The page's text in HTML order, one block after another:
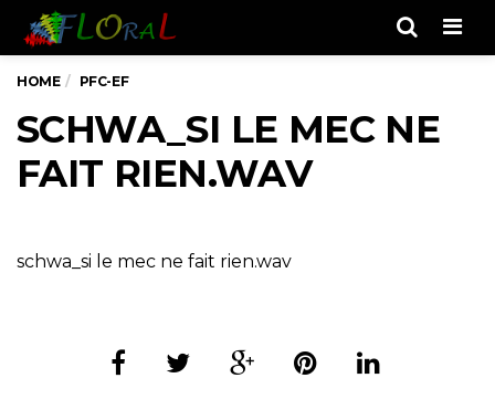
HOME PFC-EF
SCHWA_SI LE MEC NE
FAIT RIEN.WAV
schwa_si le mec ne fait rien.wav